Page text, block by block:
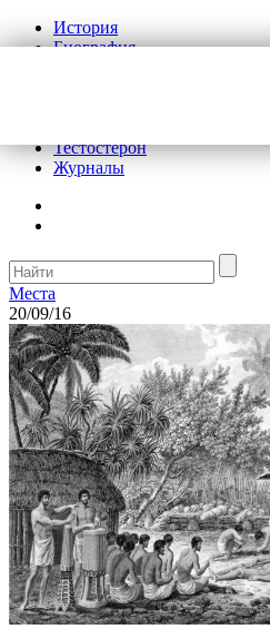
История
Биография
Тестостерон
Журналы
Места
20/09/16